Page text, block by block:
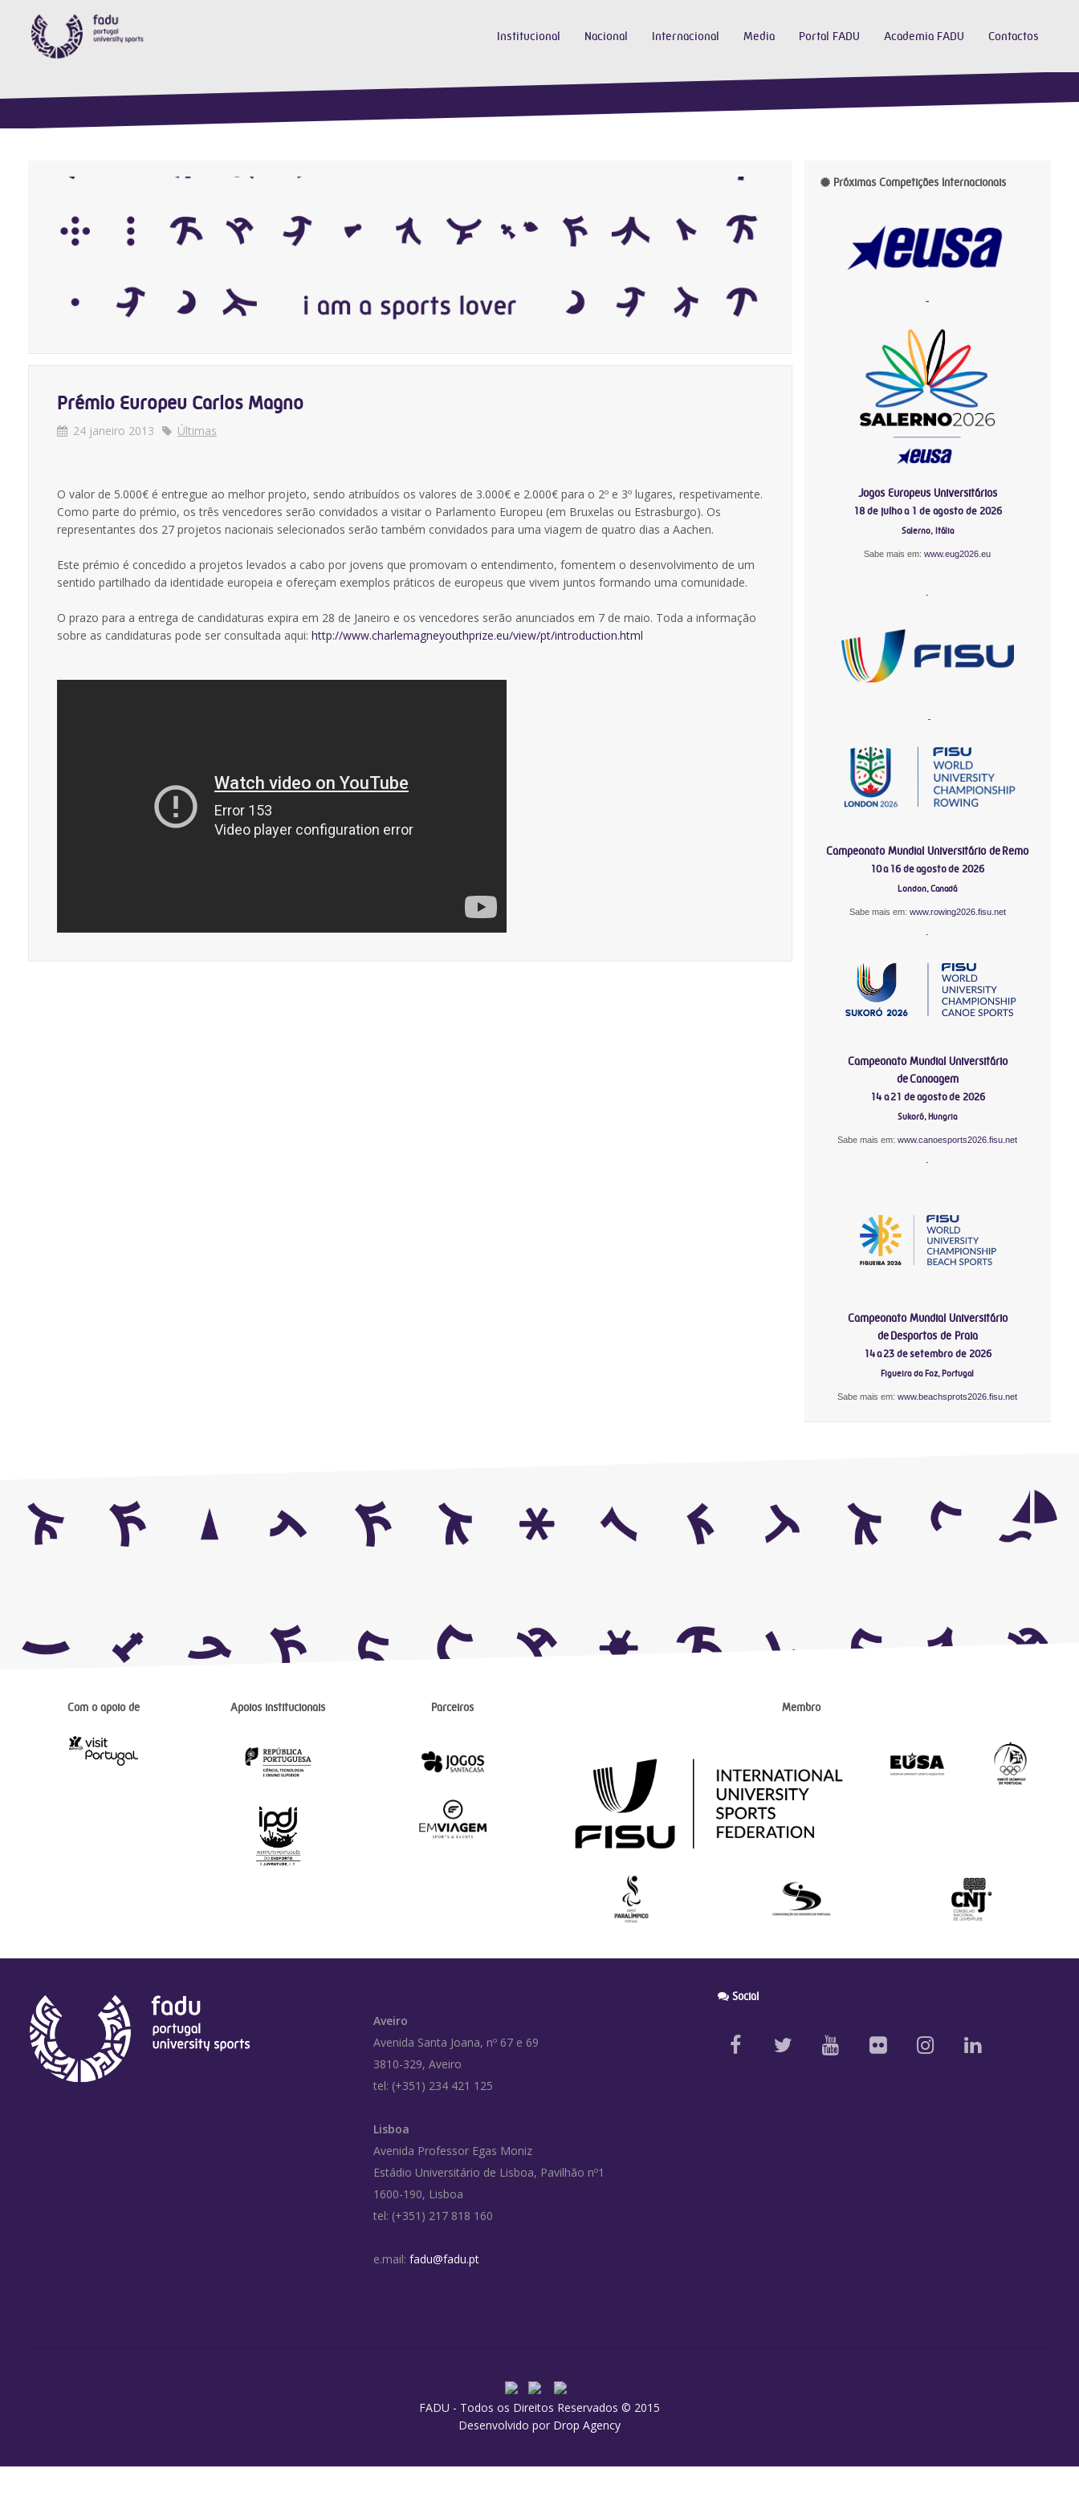
Institucional Nacional Internacional Media Portal FADU Academia FADU Contactos
Prémio Europeu Carlos Magno
24 janeiro 2013 Últimas
O valor de 5.000€ é entregue ao melhor projeto, sendo atribuídos os valores de 3.000€ e 2.000€ para o 2º e 3º lugares, respetivamente.
Como parte do prémio, os três vencedores serão convidados a visitar o Parlamento Europeu (em Bruxelas ou Estrasburgo). Os
representantes dos 27 projetos nacionais selecionados serão também convidados para uma viagem de quatro dias a Aachen.
Este prémio é concedido a projetos levados a cabo por jovens que promovam o entendimento, fomentem o desenvolvimento de um
sentido partilhado da identidade europeia e ofereçam exemplos práticos de europeus que vivem juntos formando uma comunidade.
O prazo para a entrega de candidaturas expira em 28 de Janeiro e os vencedores serão anunciados em 7 de maio. Toda a informação
sobre as candidaturas pode ser consultada aqui: http://www.charlemagneyouthprize.eu/view/pt/introduction.html
Próximas Competições Internacionais
-
Jogos Europeus Universitários
18 de julho a 1 de agosto de 2026
Salerno, Itália
Sabe mais em:www.eug2026.eu
-
-
Campeonato Mundial Universitário de Remo
10 a 16 de agosto de 2026
London, Canadá
Sabe mais em: www.rowing2026.fisu.net
-
Campeonato Mundial Universitário
de Canoagem
14 a 21 de agosto de 2026
Sukoró, Hungria
Sabe mais em:www.canoesports2026.fisu.net
-
Campeonato Mundial Universitário
de Desportos de Praia
14 a 23 de setembro de 2026
Figueira da Foz, Portugal
Sabe mais em:www.beachsprots2026.fisu.net
Com o apoio de Apoios institucionais Parceiros Membro
Aveiro
Avenida Santa Joana, nº 67 e 69
3810-329, Aveiro
tel: (+351) 234 421 125
Lisboa
Avenida Professor Egas Moniz
Estádio Universitário de Lisboa, Pavilhão nº1
1600-190, Lisboa
tel: (+351) 217 818 160
e.mail: fadu@fadu.pt
Social
FADU - Todos os Direitos Reservados © 2015
Desenvolvido por Drop Agency